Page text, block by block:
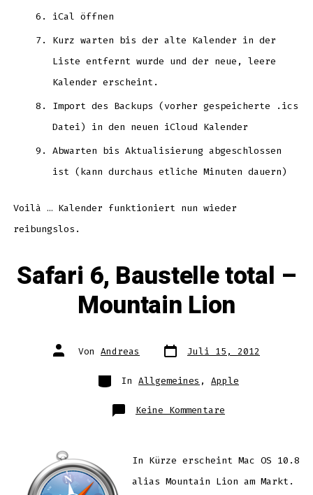
iCal öffnen
Kurz warten bis der alte Kalender in der
Liste entfernt wurde und der neue, leere
Kalender erscheint.
Import des Backups (vorher gespeicherte .ics
Datei) in den neuen iCloud Kalender
Abwarten bis Aktualisierung abgeschlossen
ist (kann durchaus etliche Minuten dauern)
Voilà … Kalender funktioniert nun wieder
reibungslos.
Safari 6, Baustelle total –
Mountain Lion
Autor
des Von Andreas Datum
des
Juli 15, 2012
Kategorien
In Allgemeines , Apple
Keine Kommentare
Safari
Mountain
In Kürze erscheint Mac OS 10.8
alias Mountain Lion am Markt.